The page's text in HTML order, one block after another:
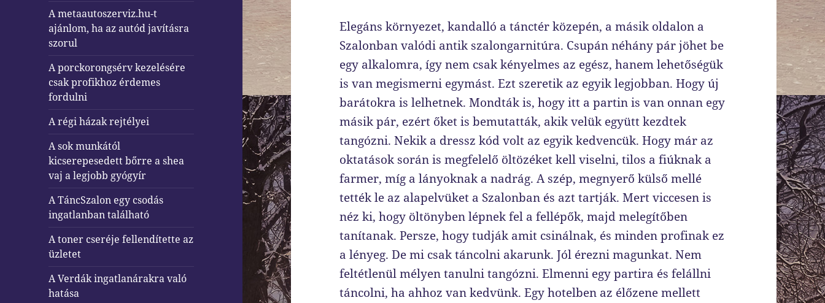
A metaautoszerviz.hu-t
ajánlom, ha az autód javításra
szorul
A porckorongsérv kezelésére
csak profikhoz érdemes
fordulni
A régi házak rejtélyei
A sok munkától
kicserepesedett bőrre a shea
vaj a legjobb gyógyír
A TáncSzalon egy csodás
ingatlanban található
A toner cseréje fellendítette az
üzletet
A Verdák ingatlanárakra való
hatása
Elegáns környezet, kandalló a tánctér közepén, a másik oldalon a
Szalonban valódi antik szalongarnitúra. Csupán néhány pár jöhet be
egy alkalomra, így nem csak kényelmes az egész, hanem lehetőségük
is van megismerni egymást. Ezt szeretik az egyik legjobban. Hogy új
barátokra is lelhetnek. Mondták is, hogy itt a partin is van onnan egy
másik pár, ezért őket is bemutatták, akik velük együtt kezdtek
tangózni. Nekik a dressz kód volt az egyik kedvencük. Hogy már az
oktatások során is megfelelő öltözéket kell viselni, tilos a fiúknak a
farmer, míg a lányoknak a nadrág. A szép, megnyerő külső mellé
tették le az alapelvüket a Szalonban és azt tartják. Mert viccesen is
néz ki, hogy öltönyben lépnek fel a fellépők, majd melegítőben
tanítanak. Persze, hogy tudják amit csinálnak, és minden profinak ez
a lényeg. De mi csak táncolni akarunk. Jól érezni magunkat. Nem
feltétlenül mélyen tanulni tangózni. Elmenni egy partira és felállni
táncolni, ha ahhoz van kedvünk. Egy hotelben az élőzene mellett